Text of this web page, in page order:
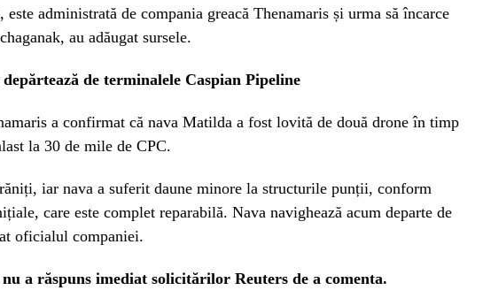
administrată de compania greacă Thenamaris și urma să încarce
au adăugat sursele.
de terminalele Caspian Pipeline
a confirmat că nava Matilda a fost lovită de două drone în timp
la 30 de mile de CPC.
iar nava a suferit daune minore la structurile punții, conform
care este complet reparabilă. Nava navighează acum departe de
oficialul companiei.
a răspuns imediat solicitărilor Reuters de a comenta.